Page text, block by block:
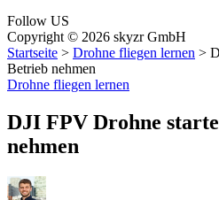
Follow US
Copyright © 2026 skyzr GmbH
Startseite > Drohne fliegen lernen >
Betrieb nehmen
Drohne fliegen lernen
DJI FPV Drohne
nehmen